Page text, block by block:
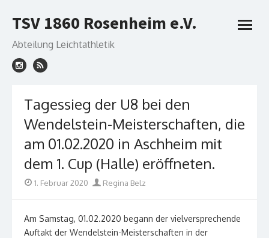
to
TSV 1860 Rosenheim e.V.
Abteilung Leichtathletik
open
Tagessieg der U8 bei den
Wendelstein-Meisterschaften, die
am 01.02.2020 in Aschheim mit
dem 1. Cup (Halle) eröffneten.
Posted
1. Februar 2020 Author
Regina Belz
Am Samstag, 01.02.2020 begann der vielversprechende
Auftakt der Wendelstein-Meisterschaften in der